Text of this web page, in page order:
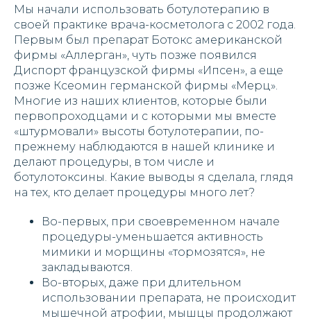
Мы начали использовать ботулотерапию в
своей практике врача-косметолога с 2002 года.
Первым был препарат Ботокс американской
фирмы «Аллерган», чуть позже появился
Диспорт французской фирмы «Ипсен», а еще
позже Ксеомин германской фирмы «Мерц».
Многие из наших клиентов, которые были
первопроходцами и с которыми мы вместе
«штурмовали» высоты ботулотерапии, по-
прежнему наблюдаются в нашей клинике и
делают процедуры, в том числе и
ботулотоксины. Какие выводы я сделала, глядя
на тех, кто делает процедуры много лет?
Во-первых, при своевременном начале
процедуры-уменьшается активность
мимики и морщины «тормозятся», не
закладываются.
Во-вторых, даже при длительном
использовании препарата, не происходит
мышечной атрофии, мышцы продолжают